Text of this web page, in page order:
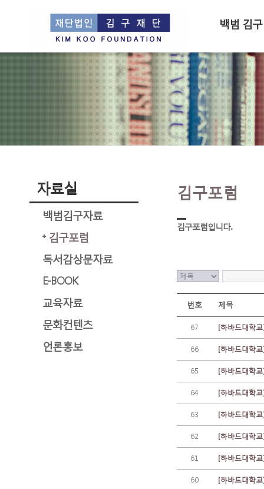
백범 김구
자료실
백범김구자료
김구포럼
독서감상문자료
E-BOOK
교육자료
문화컨텐츠
언론홍보
김구포럼
김구포럼입니다.
번호 제목
67 [하바드대학
66 [하바드대학
65 [하바드대학
64 [하바드대학
63 [하바드대학
62 [하바드대학
61 [하바드대학
60 [하바드대학